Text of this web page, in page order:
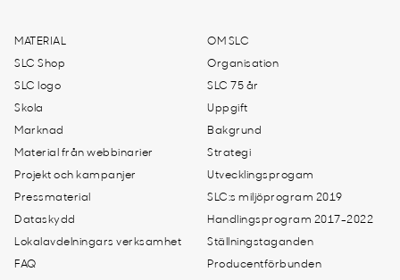
MATERIAL
SLC Shop
SLC logo
Skola
Marknad
Material från webbinarier
Projekt och kampanjer
Pressmaterial
Dataskydd
Lokalavdelningars verksamhet
FAQ
OM SLC
Organisation
SLC 75 år
Uppgift
Bakgrund
Strategi
Utvecklingsprogam
SLC:s miljöprogram 2019
Handlingsprogram 2017-2022
Ställningstaganden
Producentförbunden